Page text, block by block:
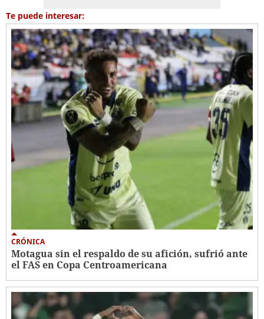
Te puede interesar:
CRÓNICA
Motagua sin el respaldo de su afición, sufrió ante
el FAS en Copa Centroamericana